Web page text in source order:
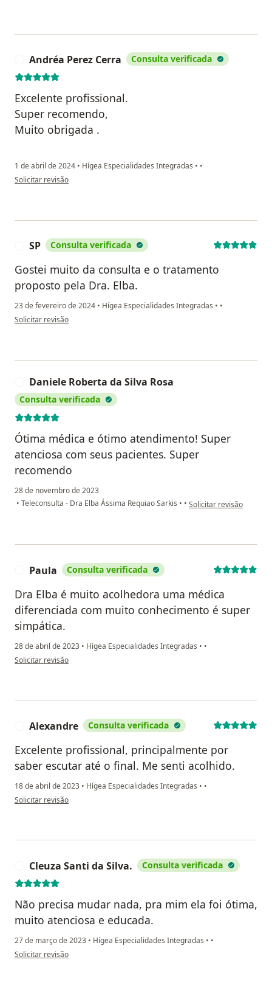
Andréa Perez Cerra Consulta verificada
Excelente profissional.
Super recomendo,
Muito obrigada .
1 de abril de 2024 • Hígea Especialidades Integradas • •
na opinião do utilizador Andréa Perez Cerra
Solicitar revisão
SP Consulta verificada
Gostei muito da consulta e o tratamento
proposto pela Dra. Elba.
23 de fevereiro de 2024 • Hígea Especialidades Integradas • •
na opinião do utilizador SP
Solicitar revisão
Daniele Roberta da Silva Rosa
Consulta verificada
Ótima médica e ótimo atendimento! Super
atenciosa com seus pacientes. Super
recomendo
28 de novembro de 2023
• Teleconsulta - Dra Elba Ássima Requiao Sarkis • • na opinião do utilizador
Solicitar revisão
Paula Consulta verificada
Dra Elba é muito acolhedora uma médica
diferenciada com muito conhecimento é super
simpática.
28 de abril de 2023 • Hígea Especialidades Integradas • •
na opinião do utilizador Paula
Solicitar revisão
Alexandre Consulta verificada
Excelente profissional, principalmente por
saber escutar até o final. Me senti acolhido.
18 de abril de 2023 • Hígea Especialidades Integradas • •
na opinião do utilizador Alexandre
Solicitar revisão
Cleuza Santi da Silva. Consulta verificada
Não precisa mudar nada, pra mim ela foi ótima,
muito atenciosa e educada.
27 de março de 2023 • Hígea Especialidades Integradas • •
na opinião do utilizador Cleuza Santi da Silva.
Solicitar revisão